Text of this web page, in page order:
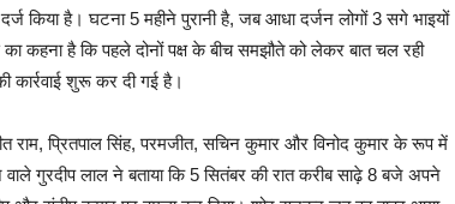
किया है। घटना 5 महीने पुरानी है, जब आधा दर्जन लोगों 3 सगे भाइयों
कहना है कि पहले दोनों पक्ष के बीच समझौते को लेकर बात चल रही
शुरू कर दी गई है।
राम, प्रितपाल सिंह, परमजीत, सचिन कुमार और विनोद कुमार के रूप में
गुरदीप लाल ने बताया कि 5 सितंबर की रात करीब साढ़े 8 बजे अपने